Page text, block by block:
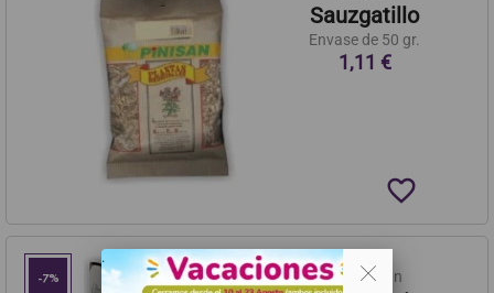
Sauzgatillo
Envase de 50 gr.
1,11 €
favorite_border
-7% Pinisan
. .